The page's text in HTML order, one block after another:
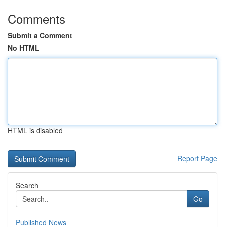
Comments
Submit a Comment
No HTML
HTML is disabled
Report Page
Search
Go
Published News